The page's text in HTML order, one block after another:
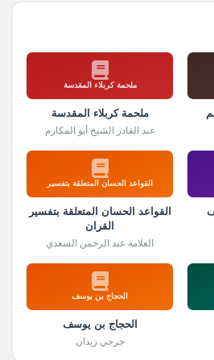
ملحمة كربلاء المقدسة
ملحمة كربلاء المقدسة
عبد القادر الشيخ أبو المكارم
القواعد الحسان المتعلقة بتفسير
القواعد الحسان المتعلقة بتفسير
القران
العلامة عبد الرحمن السعدي
الحجاج بن يوسف
الحجاج بن يوسف
جرجي زيدان